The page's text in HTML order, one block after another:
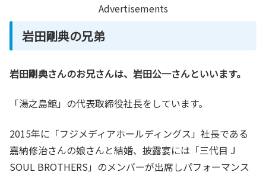
Advertisements
岩田剛典の兄弟
岩田剛典さんのお兄さんは、岩田公一さんといいます。
「湯之島館」の代表取締役社長をしています。
2015年に「フジメディアホールディングス」社長である
嘉納修治さんの娘さんと結婚、披露宴には「三代目 J
SOUL BROTHERS」のメンバーが出席しパフォーマンス